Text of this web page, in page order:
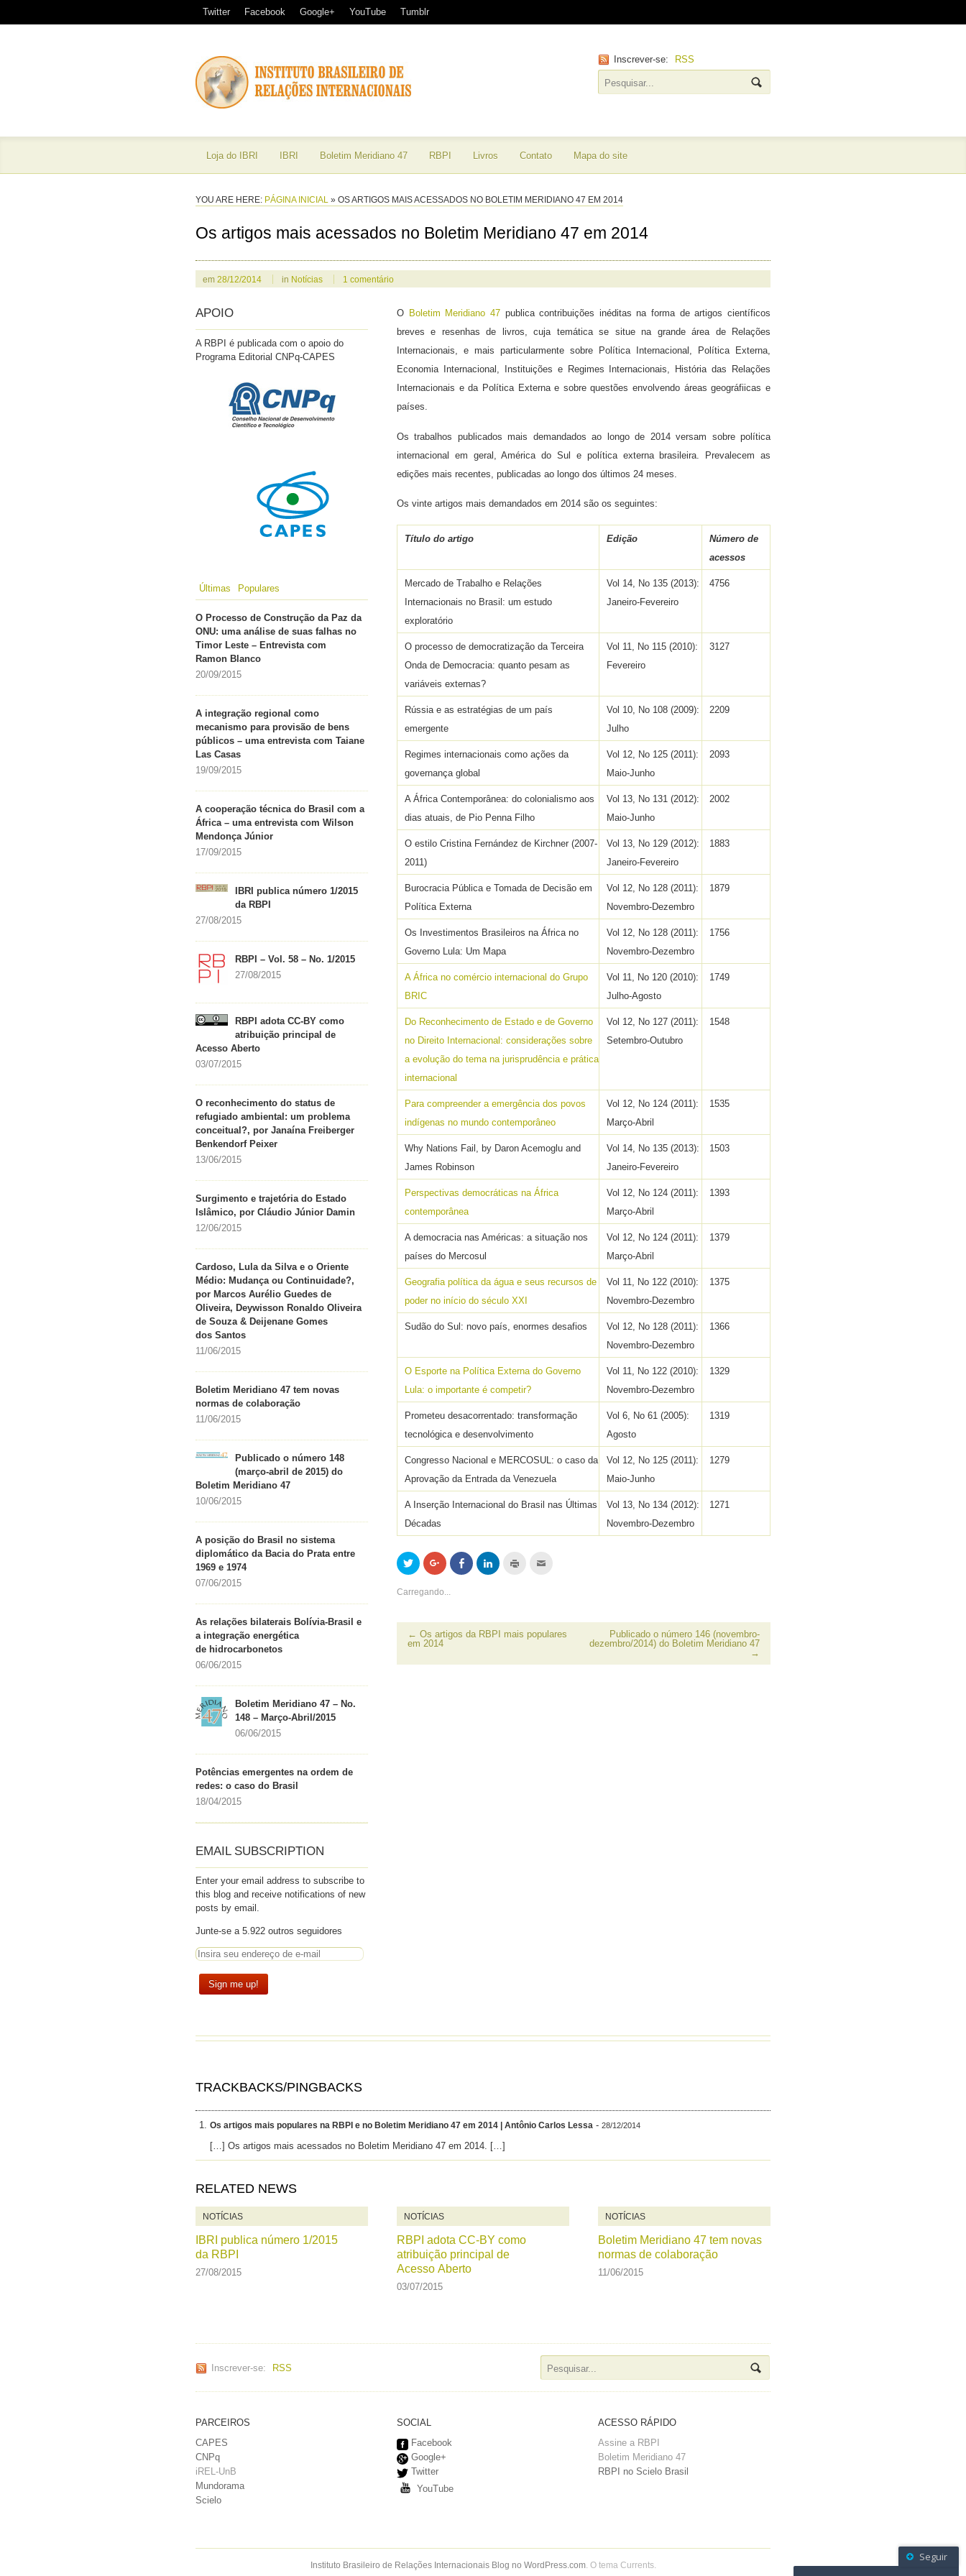
Twitter Facebook Google+ YouTube Tumblr
Inscrever-se: RSS
Loja do IBRI IBRI Boletim Meridiano 47 RBPI Livros Contato Mapa do site
YOU ARE HERE: PÁGINA INICIAL » OS ARTIGOS MAIS ACESSADOS NO BOLETIM MERIDIANO 47 EM 2014
Os artigos mais acessados no Boletim Meridiano 47 em 2014
em 28/12/2014 in Notícias 1 comentário
O Boletim Meridiano 47publica contribuições inéditas na forma de artigos científicos
breves e resenhas de livros, cuja temática se situe na grande área de Relações
Internacionais, e mais particularmente sobre Polí­tica Internacional, Polí­tica Externa,
Economia Internacional, Instituições e Regimes Internacionais, História das Relações
Internacionais e da Política Externa e sobre questões envolvendo áreas geográfiicas e
países.
Os trabalhos publicados mais demandados ao longo de 2014 versam sobre política
internacional em geral, América do Sul e política externa brasileira. Prevalecem as
edições mais recentes, publicadas ao longo dos últimos 24 meses.
Os vinte artigos mais demandados em 2014 são os seguintes:
Título do artigo Edição
Número de
acessos
Mercado de Trabalho e Relações
Internacionais no Brasil: um estudo
exploratório
Vol 14, No 135 (2013):
Janeiro-Fevereiro
4756
O processo de democratização da Terceira
Onda de Democracia: quanto pesam as
variáveis externas?
Vol 11, No 115 (2010):
Fevereiro
3127
Rússia e as estratégias de um país
emergente
Vol 10, No 108 (2009):
Julho
2209
Regimes internacionais como ações da
governança global
Vol 12, No 125 (2011):
Maio-Junho
2093
A África Contemporânea: do colonialismo aos
dias atuais, de Pio Penna Filho
Vol 13, No 131 (2012):
Maio-Junho
2002
O estilo Cristina Fernández de Kirchner (2007-
2011)
Vol 13, No 129 (2012):
Janeiro-Fevereiro
1883
Burocracia Pública e Tomada de Decisão em
Política Externa
Vol 12, No 128 (2011):
Novembro-Dezembro
1879
Os Investimentos Brasileiros na África no
Governo Lula: Um Mapa
Vol 12, No 128 (2011):
Novembro-Dezembro
1756
A África no comércio internacional do Grupo
BRIC
Vol 11, No 120 (2010):
Julho-Agosto
1749
Do Reconhecimento de Estado e de Governo
no Direito Internacional: considerações sobre
a evolução do tema na jurisprudência e prática
internacional
Vol 12, No 127 (2011):
Setembro-Outubro
1548
Para compreender a emergência dos povos
indígenas no mundo contemporâneo
Vol 12, No 124 (2011):
Março-Abril
1535
Why Nations Fail, by Daron Acemoglu and
James Robinson
Vol 14, No 135 (2013):
Janeiro-Fevereiro
1503
Perspectivas democráticas na África
contemporânea
Vol 12, No 124 (2011):
Março-Abril
1393
A democracia nas Américas: a situação nos
países do Mercosul
Vol 12, No 124 (2011):
Março-Abril
1379
Geografia política da água e seus recursos de
poder no início do século XXI
Vol 11, No 122 (2010):
Novembro-Dezembro
1375
Sudão do Sul: novo país, enormes desafios
Vol 12, No 128 (2011):
Novembro-Dezembro
1366
O Esporte na Política Externa do Governo
Lula: o importante é competir?
Vol 11, No 122 (2010):
Novembro-Dezembro
1329
Prometeu desacorrentado: transformação
tecnológica e desenvolvimento
Vol 6, No 61 (2005):
Agosto
1319
Congresso Nacional e MERCOSUL: o caso da
Aprovação da Entrada da Venezuela
Vol 12, No 125 (2011):
Maio-Junho
1279
A Inserção Internacional do Brasil nas Últimas
Décadas
Vol 13, No 134 (2012):
Novembro-Dezembro
1271
Clique
para
compartilhar
no
Twitter(abre
janela)
Compartilhe
no
Google+
(abre
em
Compartilhar
no
Facebook(abre
Clique
para
janela)
Clique
para
amigo(abre
em
nova
Carregando...
← Os artigos da RBPI mais populares
em 2014
Publicado o número 146 (novembro-
dezembro/2014) do Boletim Meridiano 47
→
APOIO
A RBPI é publicada com o apoio do
Programa Editorial CNPq-CAPES
Últimas Populares
O Processo de Construção da Paz da
ONU: uma análise de suas falhas no
Timor Leste – Entrevista com
Ramon Blanco
20/09/2015
A integração regional como
mecanismo para provisão de bens
públicos – uma entrevista com Taiane
Las Casas
19/09/2015
A cooperação técnica do Brasil com a
África – uma entrevista com Wilson
Mendonça Júnior
17/09/2015
IBRI publica número 1/2015
da RBPI
27/08/2015
RBPI – Vol. 58 – No. 1/2015
27/08/2015
RBPI adota CC-BY como
atribuição principal de
Acesso Aberto
03/07/2015
O reconhecimento do status de
refugiado ambiental: um problema
conceitual?, por Janaína Freiberger
Benkendorf Peixer
13/06/2015
Surgimento e trajetória do Estado
Islâmico, por Cláudio Júnior Damin
12/06/2015
Cardoso, Lula da Silva e o Oriente
Médio: Mudança ou Continuidade?,
por Marcos Aurélio Guedes de
Oliveira, Deywisson Ronaldo Oliveira
de Souza & Deijenane Gomes
dos Santos
11/06/2015
Boletim Meridiano 47 tem novas
normas de colaboração
11/06/2015
Publicado o número 148
(março-abril de 2015) do
Boletim Meridiano 47
10/06/2015
A posição do Brasil no sistema
diplomático da Bacia do Prata entre
1969 e 1974
07/06/2015
As relações bilaterais Bolívia-Brasil e
a integração energética
de hidrocarbonetos
06/06/2015
Boletim Meridiano 47 – No.
148 – Março-Abril/2015
06/06/2015
Potências emergentes na ordem de
redes: o caso do Brasil
18/04/2015
EMAIL SUBSCRIPTION
Enter your email address to subscribe to
this blog and receive notifications of new
posts by email.
Junte-se a 5.922 outros seguidores
TRACKBACKS/PINGBACKS
Os artigos mais populares na RBPI e no Boletim Meridiano 47 em 2014 | Antônio Carlos Lessa - 28/12/2014
[…] Os artigos mais acessados no Boletim Meridiano 47 em 2014. […]
RELATED NEWS
NOTÍCIAS
IBRI publica número 1/2015
da RBPI
27/08/2015
NOTÍCIAS
RBPI adota CC-BY como
atribuição principal de
Acesso Aberto
03/07/2015
NOTÍCIAS
Boletim Meridiano 47 tem novas
normas de colaboração
11/06/2015
Inscrever-se: RSS
PARCEIROS
CAPES
CNPq
iREL-UnB
Mundorama
Scielo
SOCIAL
Facebook
Google+
Twitter
YouTube
ACESSO RÁPIDO
Assine a RBPI
Boletim Meridiano 47
RBPI no Scielo Brasil
Instituto Brasileiro de Relações Internacionais Blog no WordPress.com. O tema Currents.
Seguir